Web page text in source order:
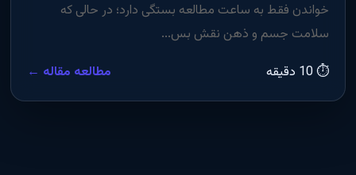
خواندن فقط به ساعت مطالعه بستگی دارد؛ در حالی که
سلامت جسم و ذهن نقش بس...
⏱ 10 دقیقه
مطالعه مقاله ←